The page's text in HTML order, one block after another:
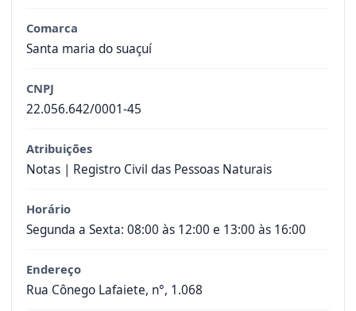
Comarca
Santa maria do suaçuí
CNPJ
22.056.642/0001-45
Atribuições
Notas | Registro Civil das Pessoas Naturais
Horário
Segunda a Sexta: 08:00 às 12:00 e 13:00 às 16:00
Endereço
Rua Cônego Lafaiete, n°, 1.068